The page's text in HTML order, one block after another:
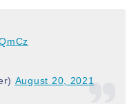
August 20, 2021